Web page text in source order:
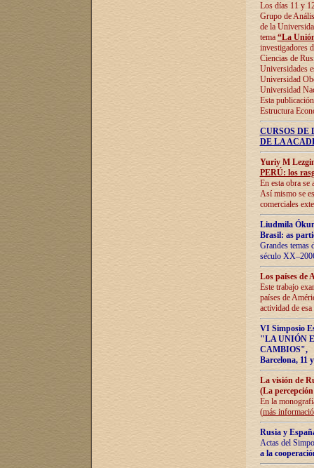
Los días 11 y
Grupo de
de la
tema “La
investigadores
Ciencias de
Universidades
Universidad
Universidad
Esta
Estructura
CURSOS
DE LA
Yuriy M
PERÚ: los
En esta obra se
Así mismo se
comerciales
Liudmila
Brasil: as
Grandes temas
século
Los países de
Este trabajo
países de
actividad de
VI Simposio
"LA UNIÓN
CAMBIOS",
Barcelona, 11
La visión de
(La
En la
(más
Rusia y
Actas del
a la